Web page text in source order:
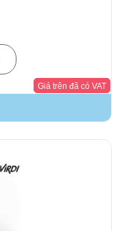
Giá trên đã có VAT